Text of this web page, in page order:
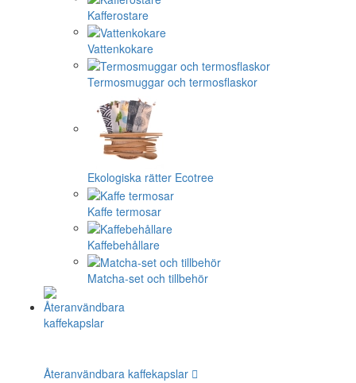
Kafferostare
Vattenkokare
Termosmuggar och termosflaskor
Ekologiska rätter Ecotree
Kaffe termosar
Kaffebehållare
Matcha-set och tillbehör
Återanvändbara kaffekapslar